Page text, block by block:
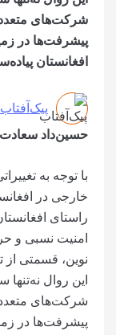
شرکت‌های متعدد
پیشرفت‌ها در
افغانستان
پیک‌آفتاب6
حسین‌داد سعادت،
خارجی در
راستای
امنیت نسبی و
نوین، قسمتی از
این روال
شرکت‌های متعدد
پیشرفت‌ها در